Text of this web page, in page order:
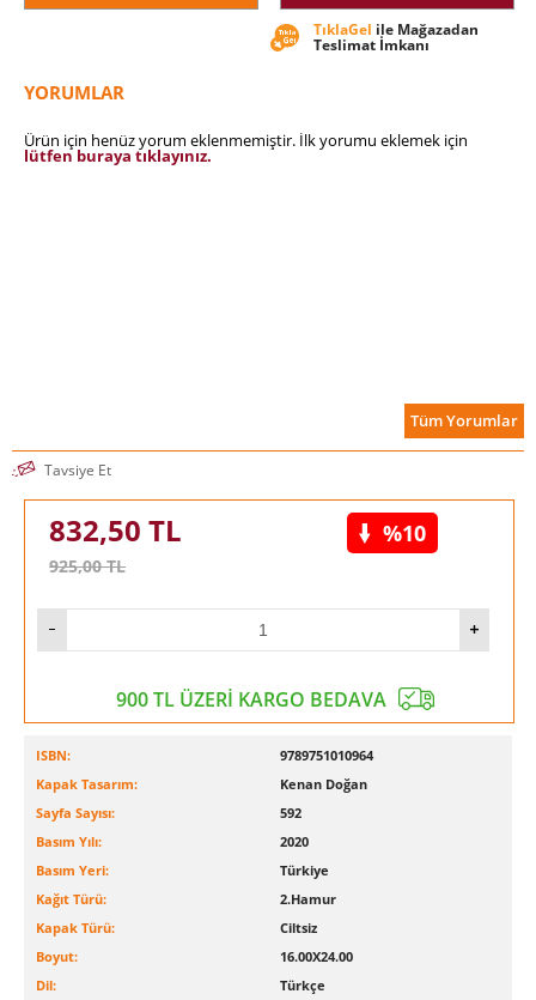
TıklaGel ile Mağazadan
Teslimat İmkanı
YORUMLAR
Ürün için henüz yorum eklenmemiştir. İlk yorumu eklemek için
lütfen buraya tıklayınız.
Tüm Yorumlar
Tavsiye Et
832,50 TL
925,00TL
%10
900 TL ÜZERİ KARGO BEDAVA
ISBN:
9789751010964
Kapak Tasarım:
Kenan Doğan
Sayfa Sayısı:
592
Basım Yılı:
2020
Basım Yeri:
Türkiye
Kağıt Türü:
2.Hamur
Kapak Türü:
Ciltsiz
Boyut:
16.00X24.00
Dil:
Türkçe